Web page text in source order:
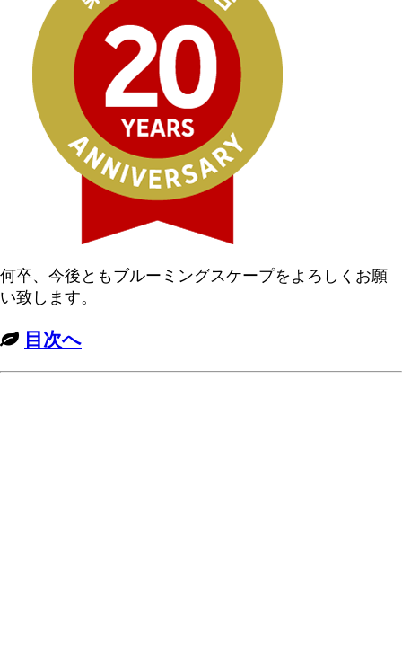
何卒、今後ともブルーミングスケープをよろしくお願
い致します。
目次へ